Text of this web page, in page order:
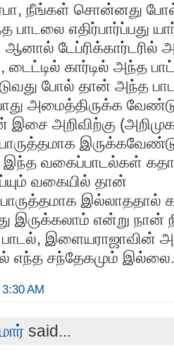
நீங்கள் சொன்னது
பாடலை எதிர்பார்ப்பது
டேப்ரிக்கார்டரில்
டைட்டில் கார்டில் அந்த
போல் தான் அந்த
அமைத்திருக்க
இசை அறிவிற்கு
வகைப்பாடல்கள்
வகையில் தான்
இல்லாததால்
இருக்கலாம் என்று நான்
இளையராஜாவின்
எந்த சந்தேகமும் இல்லை.
AM
said...